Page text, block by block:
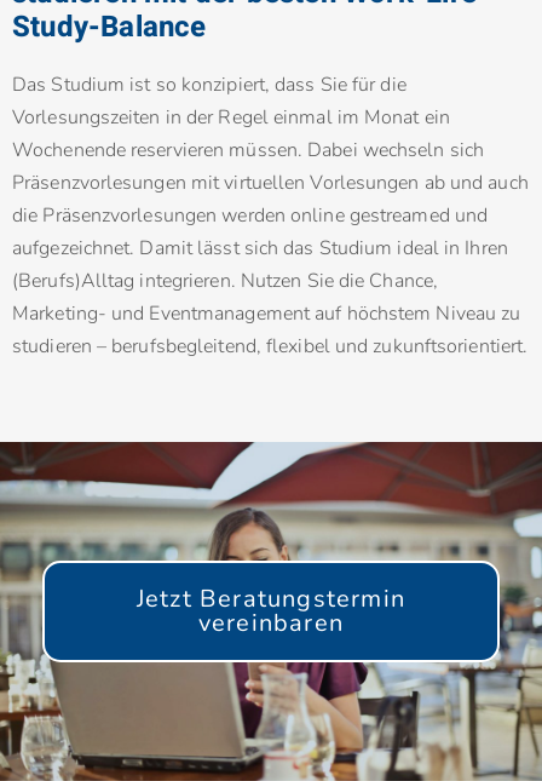
Study-Balance
Das Studium ist so konzipiert, dass Sie für die
Vorlesungszeiten in der Regel einmal im Monat ein
Wochenende reservieren müssen. Dabei wechseln sich
Präsenzvorlesungen mit virtuellen Vorlesungen ab und auch
die Präsenzvorlesungen werden online gestreamed und
aufgezeichnet. Damit lässt sich das Studium ideal in Ihren
(Berufs)­Alltag integrieren. Nutzen Sie die Chance,
Marketing- und Eventmanagement auf höchstem Niveau zu
studieren – berufsbegleitend, flexibel und zukunftsorientiert.
Jetzt Beratungstermin
vereinbaren